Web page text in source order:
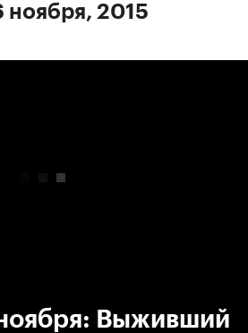
ноября, 2015
Выживший